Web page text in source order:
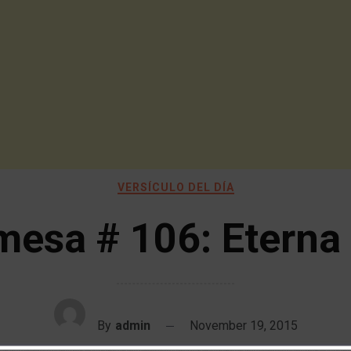
VERSÍCULO DEL DÍA
# 106: Eterna
By admin November 19, 2015